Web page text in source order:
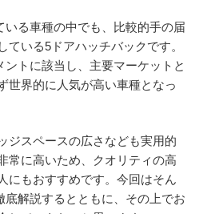
いる車種の中でも、比較的手の届
ている5ドアハッチバックです。
ントに該当し、主要マーケットと
世界的に人気が高い車種となっ
ジスペースの広さなども実用的
常に高いため、クオリティの高
にもおすすめです。今回はそん
底解説するとともに、その上でお